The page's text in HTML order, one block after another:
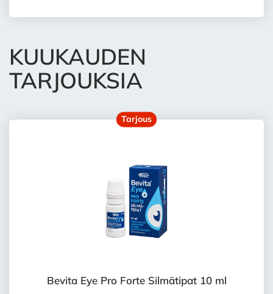
KUUKAUDEN
TARJOUKSIA
Tarjous
Bevita Eye Pro Forte Silmätipat 10 ml